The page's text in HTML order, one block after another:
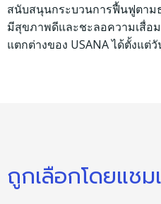
สนับสนุนกระบวนการฟื้นฟูตาม
มีสุขภาพดีและชะลอความเสื่อ
แตกต่างของ USANA ได้ตั้งแต่
ถูกเลือกโดยแชม